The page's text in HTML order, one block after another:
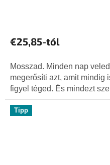
átlagos
5-
ből
5,0
csillag.
€25,85-tól
Mosszad. Minden nap
megerősíti azt, amit mindig
figyel téged. És mindezt
Tipp